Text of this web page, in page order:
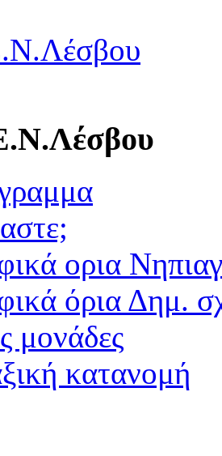
ορια
όρια Δημ.
μονάδες
κατανομή